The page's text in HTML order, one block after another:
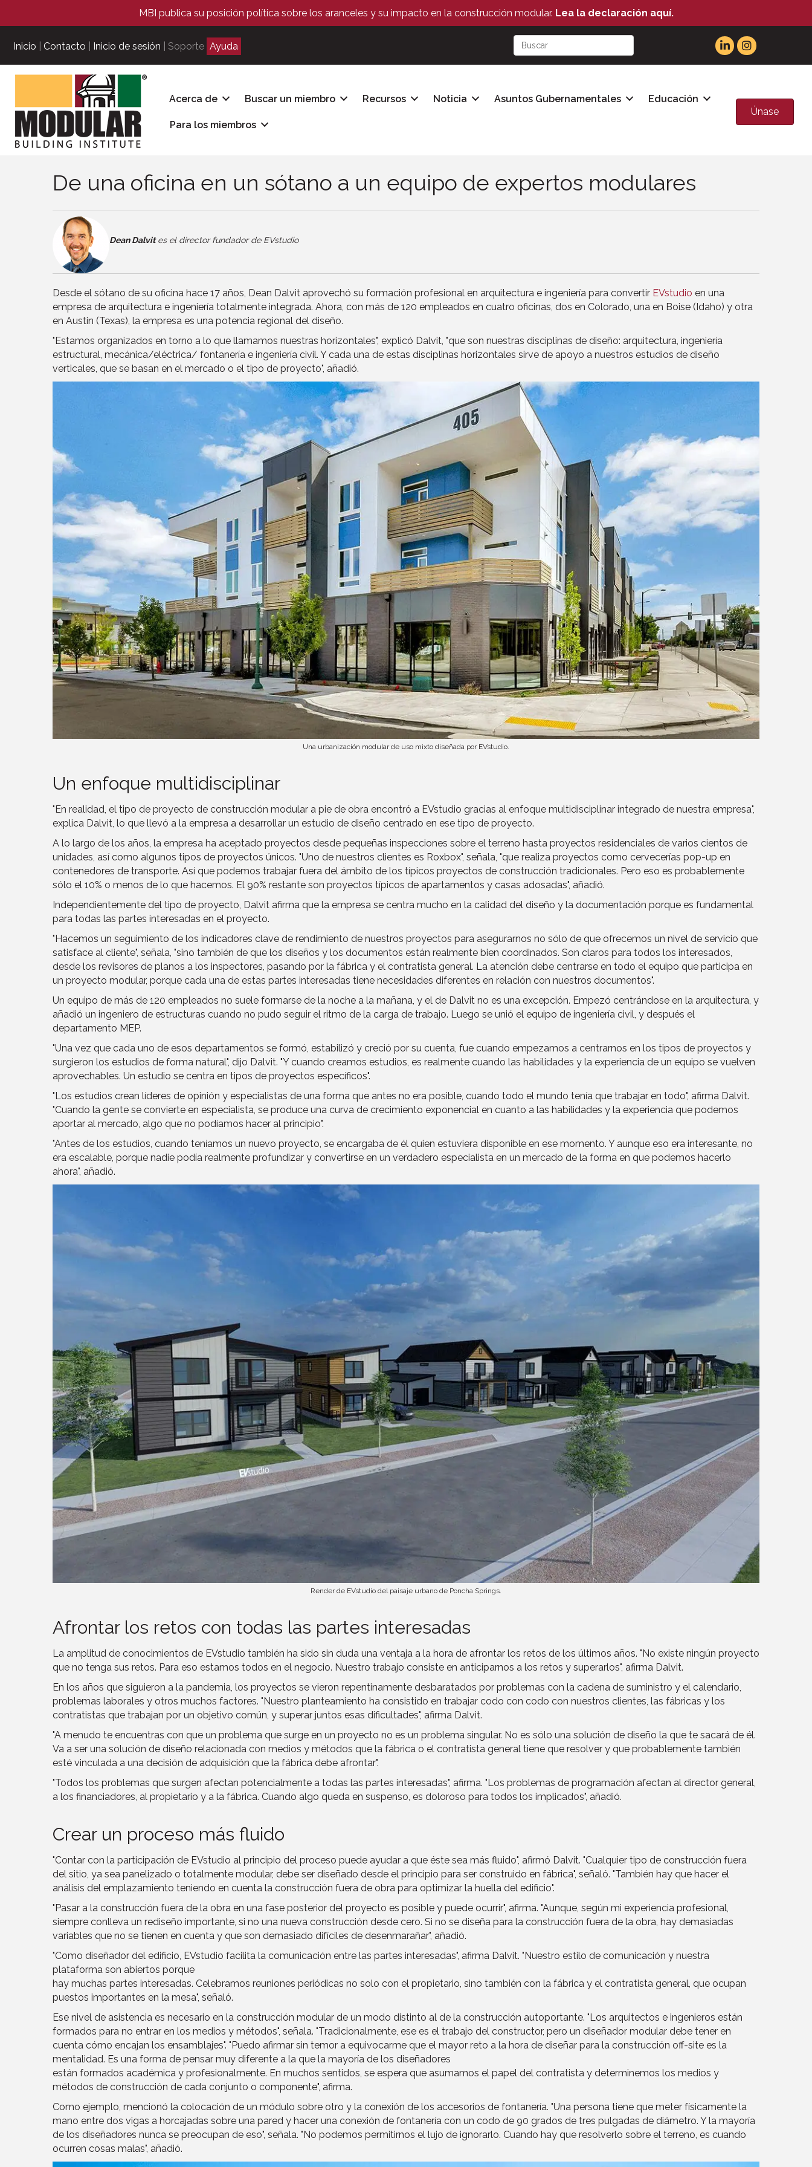
MBI publica su posición política sobre los aranceles y su impacto en la construcción modular. Lea la declaración aquí.
Inicio Contacto Inicio de sesión | Soporte Ayuda
Acerca de Buscar un miembro Recursos Noticia Asuntos Gubernamentales Educación
Para los miembros
Únase
De una oficina en un sótano a un equipo de expertos modulares
Dean Dalvites el director fundador de EVstudio
Desde el sótano de su oficina hace 17 años, Dean Dalvit aprovechó su formación profesional en arquitectura e ingeniería para convertir EVstudio en una
empresa de arquitectura e ingeniería totalmente integrada. Ahora, con más de 120 empleados en cuatro oficinas, dos en Colorado, una en Boise (Idaho) y otra
en Austin (Texas), la empresa es una potencia regional del diseño.
"Estamos organizados en torno a lo que llamamos nuestras horizontales", explicó Dalvit, "que son nuestras disciplinas de diseño: arquitectura, ingeniería
estructural, mecánica/eléctrica/ fontanería e ingeniería civil. Y cada una de estas disciplinas horizontales sirve de apoyo a nuestros estudios de diseño
verticales, que se basan en el mercado o el tipo de proyecto", añadió.
Una urbanización modular de uso mixto diseñada por EVstudio.
Un enfoque multidisciplinar
"En realidad, el tipo de proyecto de construcción modular a pie de obra encontró a EVstudio gracias al enfoque multidisciplinar integrado de nuestra empresa",
explica Dalvit, lo que llevó a la empresa a desarrollar un estudio de diseño centrado en ese tipo de proyecto.
A lo largo de los años, la empresa ha aceptado proyectos desde pequeñas inspecciones sobre el terreno hasta proyectos residenciales de varios cientos de
unidades, así como algunos tipos de proyectos únicos. "Uno de nuestros clientes es Roxbox", señala, "que realiza proyectos como cervecerías pop-up en
contenedores de transporte. Así que podemos trabajar fuera del ámbito de los típicos proyectos de construcción tradicionales. Pero eso es probablemente
sólo el 10% o menos de lo que hacemos. El 90% restante son proyectos típicos de apartamentos y casas adosadas", añadió.
Independientemente del tipo de proyecto, Dalvit afirma que la empresa se centra mucho en la calidad del diseño y la documentación porque es fundamental
para todas las partes interesadas en el proyecto.
"Hacemos un seguimiento de los indicadores clave de rendimiento de nuestros proyectos para asegurarnos no sólo de que ofrecemos un nivel de servicio que
satisface al cliente", señala, "sino también de que los diseños y los documentos están realmente bien coordinados. Son claros para todos los interesados,
desde los revisores de planos a los inspectores, pasando por la fábrica y el contratista general. La atención debe centrarse en todo el equipo que participa en
un proyecto modular, porque cada una de estas partes interesadas tiene necesidades diferentes en relación con nuestros documentos".
Un equipo de más de 120 empleados no suele formarse de la noche a la mañana, y el de Dalvit no es una excepción. Empezó centrándose en la arquitectura, y
añadió un ingeniero de estructuras cuando no pudo seguir el ritmo de la carga de trabajo. Luego se unió el equipo de ingeniería civil, y después el
departamento MEP.
"Una vez que cada uno de esos departamentos se formó, estabilizó y creció por su cuenta, fue cuando empezamos a centrarnos en los tipos de proyectos y
surgieron los estudios de forma natural", dijo Dalvit. "Y cuando creamos estudios, es realmente cuando las habilidades y la experiencia de un equipo se vuelven
aprovechables. Un estudio se centra en tipos de proyectos específicos".
"Los estudios crean líderes de opinión y especialistas de una forma que antes no era posible, cuando todo el mundo tenía que trabajar en todo", afirma Dalvit.
"Cuando la gente se convierte en especialista, se produce una curva de crecimiento exponencial en cuanto a las habilidades y la experiencia que podemos
aportar al mercado, algo que no podíamos hacer al principio".
"Antes de los estudios, cuando teníamos un nuevo proyecto, se encargaba de él quien estuviera disponible en ese momento. Y aunque eso era interesante, no
era escalable, porque nadie podía realmente profundizar y convertirse en un verdadero especialista en un mercado de la forma en que podemos hacerlo
ahora", añadió.
Render de EVstudio del paisaje urbano de Poncha Springs.
Afrontar los retos con todas las partes interesadas
La amplitud de conocimientos de EVstudio también ha sido sin duda una ventaja a la hora de afrontar los retos de los últimos años. "No existe ningún proyecto
que no tenga sus retos. Para eso estamos todos en el negocio. Nuestro trabajo consiste en anticiparnos a los retos y superarlos", afirma Dalvit.
En los años que siguieron a la pandemia, los proyectos se vieron repentinamente desbaratados por problemas con la cadena de suministro y el calendario,
problemas laborales y otros muchos factores. "Nuestro planteamiento ha consistido en trabajar codo con codo con nuestros clientes, las fábricas y los
contratistas que trabajan por un objetivo común, y superar juntos esas dificultades", afirma Dalvit.
"A menudo te encuentras con que un problema que surge en un proyecto no es un problema singular. No es sólo una solución de diseño la que te sacará de él.
Va a ser una solución de diseño relacionada con medios y métodos que la fábrica o el contratista general tiene que resolver y que probablemente también
esté vinculada a una decisión de adquisición que la fábrica debe afrontar".
"Todos los problemas que surgen afectan potencialmente a todas las partes interesadas", afirma. "Los problemas de programación afectan al director general,
a los financiadores, al propietario y a la fábrica. Cuando algo queda en suspenso, es doloroso para todos los implicados", añadió.
Crear un proceso más fluido
"Contar con la participación de EVstudio al principio del proceso puede ayudar a que éste sea más fluido", afirmó Dalvit. "Cualquier tipo de construcción fuera
del sitio, ya sea panelizado o totalmente modular, debe ser diseñado desde el principio para ser construido en fábrica", señaló. "También hay que hacer el
análisis del emplazamiento teniendo en cuenta la construcción fuera de obra para optimizar la huella del edificio".
"Pasar a la construcción fuera de la obra en una fase posterior del proyecto es posible y puede ocurrir", afirma. "Aunque, según mi experiencia profesional,
siempre conlleva un rediseño importante, si no una nueva construcción desde cero. Si no se diseña para la construcción fuera de la obra, hay demasiadas
variables que no se tienen en cuenta y que son demasiado difíciles de desenmarañar", añadió.
"Como diseñador del edificio, EVstudio facilita la comunicación entre las partes interesadas", afirma Dalvit. "Nuestro estilo de comunicación y nuestra
plataforma son abiertos porque
hay muchas partes interesadas. Celebramos reuniones periódicas no solo con el propietario, sino también con la fábrica y el contratista general, que ocupan
puestos importantes en la mesa", señaló.
Ese nivel de asistencia es necesario en la construcción modular de un modo distinto al de la construcción autoportante. "Los arquitectos e ingenieros están
formados para no entrar en los medios y métodos", señala. "Tradicionalmente, ese es el trabajo del constructor, pero un diseñador modular debe tener en
cuenta cómo encajan los ensamblajes". "Puedo afirmar sin temor a equivocarme que el mayor reto a la hora de diseñar para la construcción off-site es la
mentalidad. Es una forma de pensar muy diferente a la que la mayoría de los diseñadores
están formados académica y profesionalmente. En muchos sentidos, se espera que asumamos el papel del contratista y determinemos los medios y
métodos de construcción de cada conjunto o componente", afirma.
Como ejemplo, mencionó la colocación de un módulo sobre otro y la conexión de los accesorios de fontanería. "Una persona tiene que meter físicamente la
mano entre dos vigas a horcajadas sobre una pared y hacer una conexión de fontanería con un codo de 90 grados de tres pulgadas de diámetro. Y la mayoría
de los diseñadores nunca se preocupan de eso", señala. "No podemos permitirnos el lujo de ignorarlo. Cuando hay que resolverlo sobre el terreno, es cuando
ocurren cosas malas", añadió.